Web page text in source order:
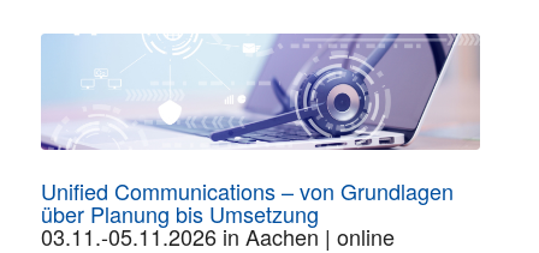
Unified Communications – von Grundlagen
über Planung bis Umsetzung
03.11.-05.11.2026 in Aachen | online